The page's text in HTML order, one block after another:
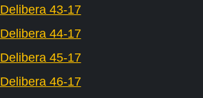
Delibera 43-17
Delibera 44-17
Delibera 45-17
Delibera 46-17